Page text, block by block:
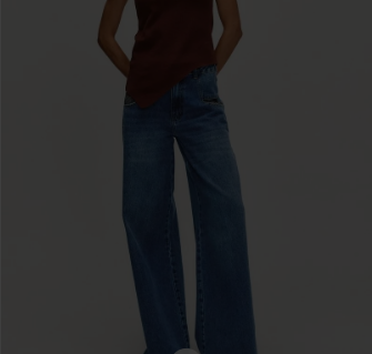
Colete
Vestido Branco